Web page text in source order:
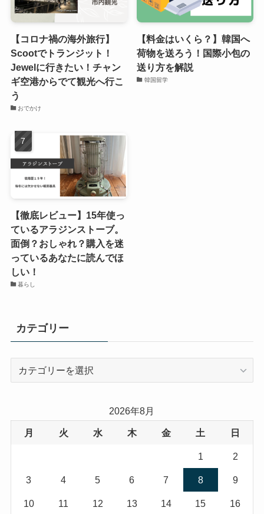
【コロナ禍の海外旅行】
Scootでトランジット！
Jewelに行きたい！チャン
ギ空港からでて観光へ行こ
う
おでかけ
【料金はいくら？】韓国へ
荷物を送ろう！国際小包の
送り方を解説
韓国留学
【徹底レビュー】15年使っ
ているアラジンストーブ。
面倒？おしゃれ？購入を迷
っているあなたに読んでほ
しい！
暮らし
カテゴリー
ー
2026年8月
月 火 水 木 金 土 日
1 2
3 4 5 6 7 8 9
10 11 12 13 14 15 16